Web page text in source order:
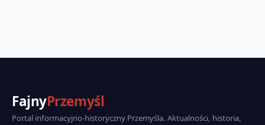
FajnyPrzemyśl
Portal informacyjno-historyczny Przemyśla. Aktualności, historia,